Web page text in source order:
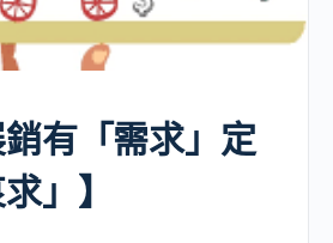
銷有「需求」定
」】